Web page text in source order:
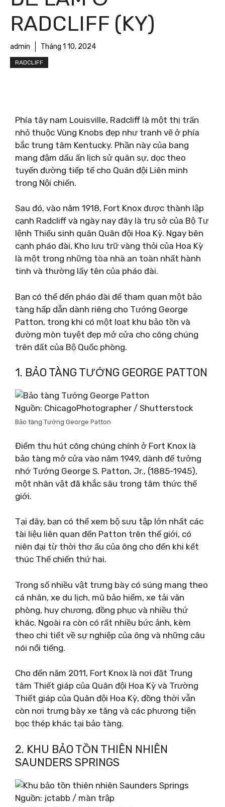
RADCLIFF (KY)
admin Tháng 1 10, 2024
RADCLIFF
Phía tây nam Louisville, Radcliff là một thị trấn
nhỏ thuộc Vùng Knobs đẹp như tranh vẽ ở phía
bắc trung tâm Kentucky. Phần này của bang
mang đậm dấu ấn lịch sử quân sự, dọc theo
tuyến đường tiếp tế cho Quân đội Liên minh
trong Nội chiến.
Sau đó, vào năm 1918, Fort Knox được thành lập
cạnh Radcliff và ngày nay đây là trụ sở của Bộ Tư
lệnh Thiếu sinh quân Quân đội Hoa Kỳ. Ngay bên
cạnh pháo đài, Kho lưu trữ vàng thỏi của Hoa Kỳ
là một trong những tòa nhà an toàn nhất hành
tinh và thường lấy tên của pháo đài.
Bạn có thể đến pháo đài để tham quan một bảo
tàng hấp dẫn dành riêng cho Tướng George
Patton, trong khi có một loạt khu bảo tồn và
đường mòn tuyệt đẹp mở cửa cho công chúng
trên đất của Bộ Quốc phòng.
1. BẢO TÀNG TƯỚNG GEORGE PATTON
Nguồn: ChicagoPhotographer / Shutterstock
Bảo tàng Tướng George Patton
Điểm thu hút công chúng chính ở Fort Knox là
bảo tàng mở cửa vào năm 1949, dành để tưởng
nhớ Tướng George S. Patton, Jr., (1885-1945),
một nhân vật đã khắc sâu trong tâm thức thế
giới.
Tại đây, bạn có thể xem bộ sưu tập lớn nhất các
tài liệu liên quan đến Patton trên thế giới, có
niên đại từ thời thơ ấu của ông cho đến khi kết
thúc Thế chiến thứ hai.
Trong số nhiều vật trưng bày có súng mang theo
cá nhân, xe du lịch, mũ bảo hiểm, xe tải văn
phòng, huy chương, đồng phục và nhiều thứ
khác. Ngoài ra còn có rất nhiều bức ảnh, kèm
theo chi tiết về sự nghiệp của ông và những câu
nói nổi tiếng.
Cho đến năm 2011, Fort Knox là nơi đặt Trung
tâm Thiết giáp của Quân đội Hoa Kỳ và Trường
Thiết giáp của Quân đội Hoa Kỳ, đồng thời vẫn
còn nơi trưng bày xe tăng và các phương tiện
bọc thép khác tại bảo tàng.
2. KHU BẢO TỒN THIÊN NHIÊN
SAUNDERS SPRINGS
Nguồn: jctabb / màn trập